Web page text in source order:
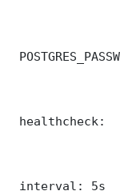
healthcheck:
interval: 5s